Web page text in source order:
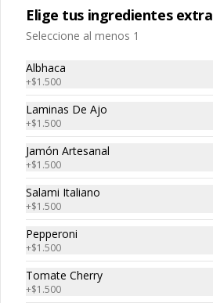
Spaguetti
Pasta larga
Tripasta Familiar
Tripasta Familiar
Elige tus ingredientes extra
Seleccione al menos 1
Albhaca
+$1.500
Laminas De Ajo
+$1.500
Jamón Artesanal
+$1.500
Salami Italiano
+$1.500
Pepperoni
+$1.500
Tomate Cherry
+$1.500